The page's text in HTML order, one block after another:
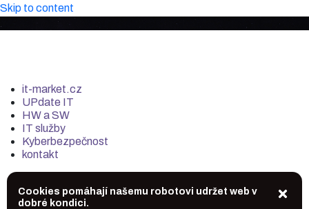
Skip to content
it-market.cz
UPdate IT
HW a SW
IT služby
Kyberbezpečnost
kontakt
Cookies pomáhají našemu robotovi udržet web v
dobré kondici.